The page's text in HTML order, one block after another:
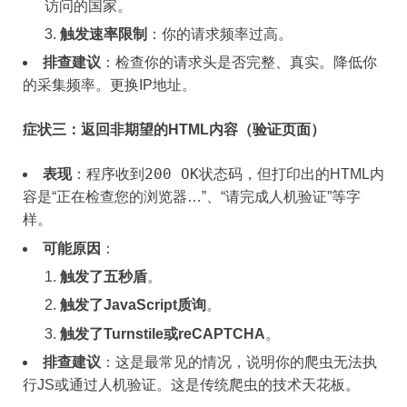
访问的国家。
触发速率限制 ：你的请求频率过高。
排查建议 ：检查你的请求头是否完整、真实。降低你
的采集频率。更换IP地址。
症状三：返回非期望的HTML内容（验证页面）
表现：程序收到 200 OK状态码，但打印出的HTML内
容是“正在检查您的浏览器…”、“请完成人机验证”等字
样。
可能原因 ：
触发了五秒盾。
触发了JavaScript质询。
触发了Turnstile或reCAPTCHA。
排查建议 ：这是最常见的情况，说明你的爬虫无法执
行JS或通过人机验证。这是传统爬虫的技术天花板。